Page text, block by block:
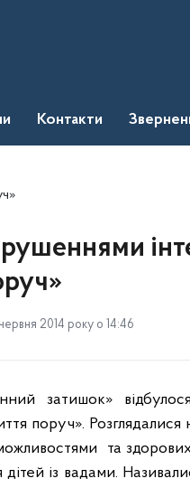
Контакти
2014 року о 14:46
затишок»
поруч». Розглядалися
та
із вадами.